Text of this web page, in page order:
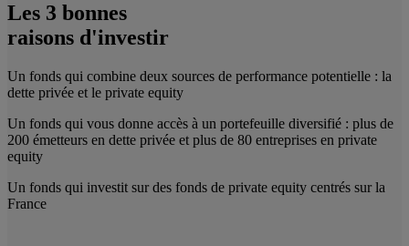
Les 3 bonnes
raisons d'investir
Un fonds qui combine deux sources de performance potentielle : la
dette privée et le private equity
Un fonds qui vous donne accès à un portefeuille diversifié : plus de
200 émetteurs en dette privée et plus de 80 entreprises en private
equity
Un fonds qui investit sur des fonds de private equity centrés sur la
France